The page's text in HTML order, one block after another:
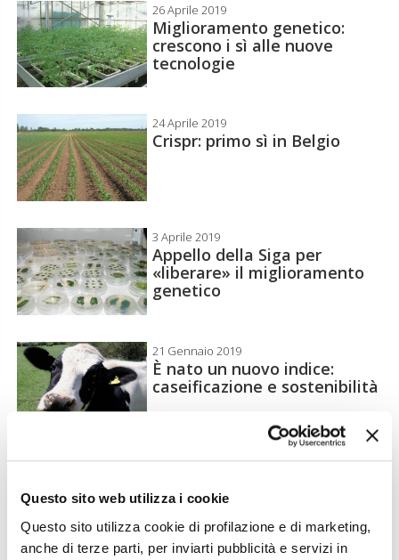
Questo sito web utilizza i cookie
Questo sito utilizza cookie di profilazione e di marketing,
anche di terze parti, per inviarti pubblicità e servizi in
26 Aprile 2019
Miglioramento genetico:
crescono i sì alle nuove
tecnologie
24 Aprile 2019
Crispr: primo sì in Belgio
3 Aprile 2019
Appello della Siga per
«liberare» il miglioramento
genetico
21 Gennaio 2019
È nato un nuovo indice:
caseificazione e sostenibilità
14 Novembre 2018
normativa da aggiornare